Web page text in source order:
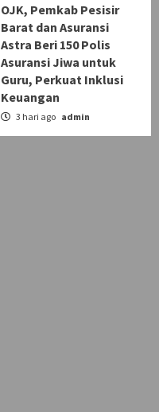
OJK, Pemkab Pesisir
Barat dan Asuransi
Astra Beri 150 Polis
Asuransi Jiwa untuk
Guru, Perkuat Inklusi
Keuangan
3 hari ago admin